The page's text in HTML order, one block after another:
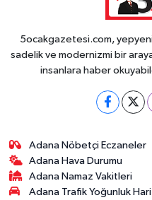
5ocakgazetesi.com,
sadelik ve modernizmi bir
insanlara haber
Adana Nöbetçi Eczaneler
Adana Hava Durumu
Adana Namaz Vakitleri
Adana Trafik Yoğunluk